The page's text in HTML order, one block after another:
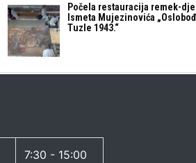
Počela restauracija remek-
Ismeta Mujezinovića
Tuzle 1943.“
7:30 - 15:00